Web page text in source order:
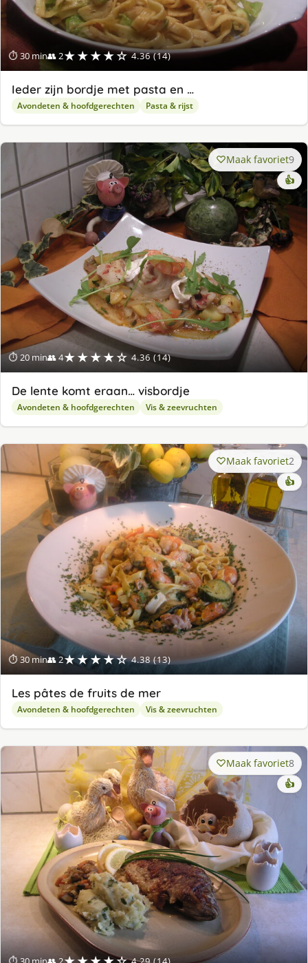
⏱ 30 min👥 2★★★★☆ 4.36 (14)
Ieder zijn bordje met pasta en …
Avondeten & hoofdgerechten Pasta & rijst
⏱ 20 min👥 4★★★★☆ 4.36 (14)
Maak favoriet9
👍
De lente komt eraan… visbordje
Avondeten & hoofdgerechten Vis & zeevruchten
⏱ 30 min👥 2★★★★☆ 4.38 (13)
Maak favoriet2
👍
Les pâtes de fruits de mer
Avondeten & hoofdgerechten Vis & zeevruchten
Maak favoriet8
👍